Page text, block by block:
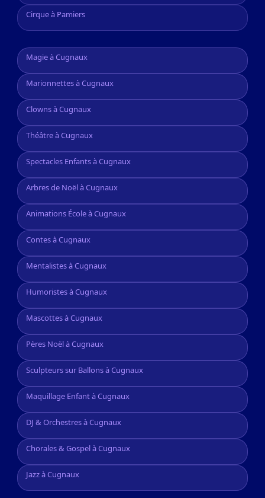
Cirque à Pamiers
Magie à Cugnaux
Marionnettes à Cugnaux
Clowns à Cugnaux
Théâtre à Cugnaux
Spectacles Enfants à Cugnaux
Arbres de Noël à Cugnaux
Animations École à Cugnaux
Contes à Cugnaux
Mentalistes à Cugnaux
Humoristes à Cugnaux
Mascottes à Cugnaux
Pères Noël à Cugnaux
Sculpteurs sur Ballons à Cugnaux
Maquillage Enfant à Cugnaux
DJ & Orchestres à Cugnaux
Chorales & Gospel à Cugnaux
Jazz à Cugnaux